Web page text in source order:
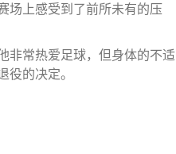
场上感受到了前所未有的压
非常热爱足球，但身体的不适
的决定。